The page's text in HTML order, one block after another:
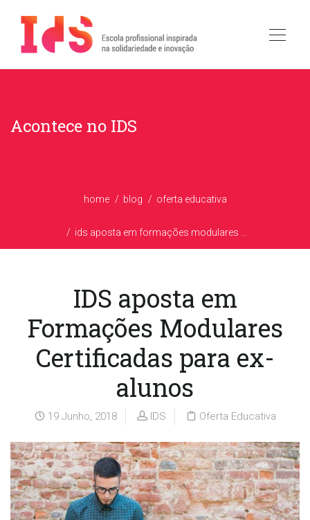
Acontece no IDS
home blog oferta educativa
ids aposta em formações modulares ...
IDS aposta em
Formações Modulares
Certificadas para ex-
alunos
19 Junho, 2018 IDS Oferta Educativa